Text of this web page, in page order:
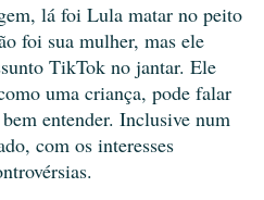
lá foi Lula matar no peito
foi sua mulher, mas ele
TikTok no jantar. Ele
uma criança, pode falar
entender. Inclusive num
com os interesses